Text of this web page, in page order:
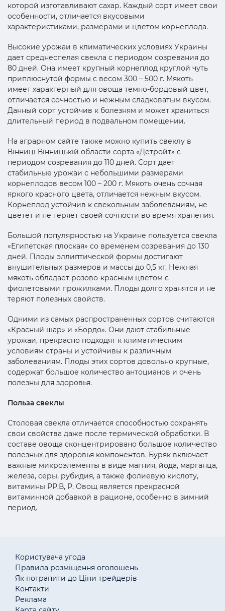
которой изготавливают сахар. Каждый сорт имеет свои
особенности, отличается вкусовыми
характеристиками, размерами и цветом корнеплода.
Высокие урожаи в климатических условиях Украины
дает среднеспелая свекла с периодом созревания до
80 дней. Она имеет крупный корнеплод круглой чуть
приплюснутой формы с весом 300 – 500 г. Мякоть
имеет характерный для овоща темно-бордовый цвет,
отличается сочностью и нежным сладковатым вкусом.
Данный сорт устойчив к болезням и может храниться
длительный период в подвальном помещении.
На аграрном сайте также можно купить свеклу в
Вінниці Вінницькій области сорта «Детройт» с
периодом созревания до 110 дней. Сорт дает
стабильные урожаи с небольшими размерами
корнеплодов весом 100 – 200 г. Мякоть очень сочная
яркого красного цвета, отличается нежным вкусом.
Корнеплод устойчив к свекольным заболеваниям, не
цветет и не теряет своей сочности во время хранения.
Большой популярностью на Украине пользуется свекла
«Египетская плоская» со временем созревания до 130
дней. Плоды эллиптической формы достигают
внушительных размеров и массы до 0,5 кг. Нежная
мякоть обладает розово-красным цветом с
фиолетовыми прожилками. Плоды долго хранятся и не
теряют полезных свойств.
Одними из самых распространенных сортов считаются
«Красный шар» и «Бордо». Они дают стабильные
урожаи, прекрасно подходят к климатическим
условиям страны и устойчивы к различным
заболеваниям. Плоды этих сортов довольно крупные,
содержат большое количество антоцианов и очень
полезны для здоровья.
Польза свеклы
Столовая свекла отличается способностью сохранять
свои свойства даже после термической обработки. В
составе овоща сконцентрировано большое количество
полезных для здоровья компонентов. Буряк включает
важные микроэлементы в виде магния, йода, марганца,
железа, серы, рубидия, а также фолиевую кислоту,
витамины РР,В, Р. Овощ является прекрасной
витаминной добавкой в рационе, особенно в зимний
период.
Користувача угода
Правила розміщення оголошень
Як потрапити до Ціни трейдерів
Контакти
Реклама